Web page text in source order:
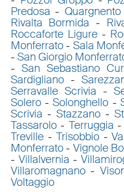
Predosa -Quargnento
Rivalta Bormida -
Roccaforte Ligure-
Monferrato- Sala
- San Giorgio
- San Sebastiano
Sardigliano-
Serravalle Scrivia -
Solero-Solonghello -
Scrivia - Stazzano-
Tassarolo- Terruggia -
Treville- Trisobbio-
Monferrato- Vignole
- Villalvernia -
Villaromagnano-
Voltaggio